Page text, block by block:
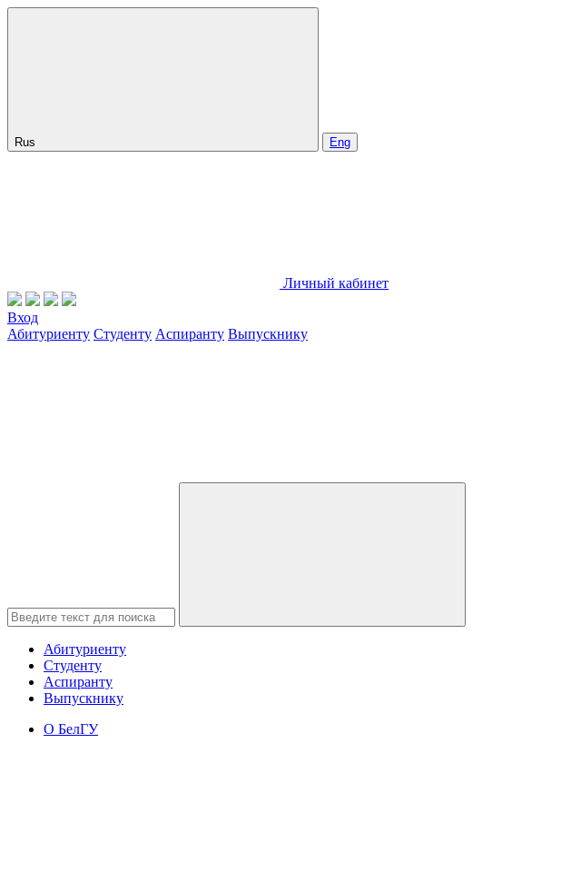
Rus Eng
Личный кабинет
Вход
Абитуриенту Студенту Аспиранту Выпускнику
Абитуриенту
Студенту
Аспиранту
Выпускнику
О БелГУ